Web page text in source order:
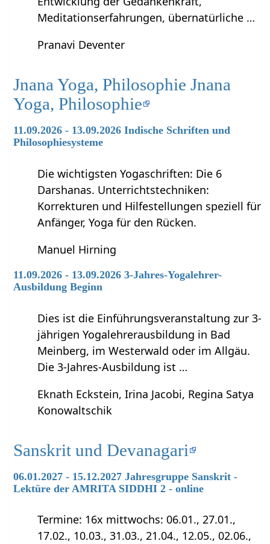
Meditationserfahrungen, übernatürliche …
Pranavi Deventer
Jnana Yoga, Philosophie Jnana
Yoga, Philosophie
11.09.2026 - 13.09.2026 Indische Schriften und
Philosophiesysteme
Die wichtigsten Yogaschriften: Die 6
Darshanas. Unterrichtstechniken:
Korrekturen und Hilfestellungen speziell für
Anfänger, Yoga für den Rücken.
Manuel Hirning
11.09.2026 - 13.09.2026 3-Jahres-Yogalehrer-
Ausbildung Beginn
Dies ist die Einführungsveranstaltung zur 3-
jährigen Yogalehrerausbildung in Bad
Meinberg, im Westerwald oder im Allgäu.
Die 3-Jahres-Ausbildung ist …
Eknath Eckstein, Irina Jacobi, Regina Satya
Konowaltschik
Sanskrit und Devanagari
06.01.2027 - 15.12.2027 Jahresgruppe Sanskrit -
Lektüre der AMRITA SIDDHI 2 - online
Termine: 16x mittwochs: 06.01., 27.01.,
17.02., 10.03., 31.03., 21.04., 12.05., 02.06.,